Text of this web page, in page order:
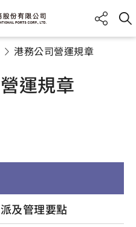
港務公司營運規章
運規章
及管理要點